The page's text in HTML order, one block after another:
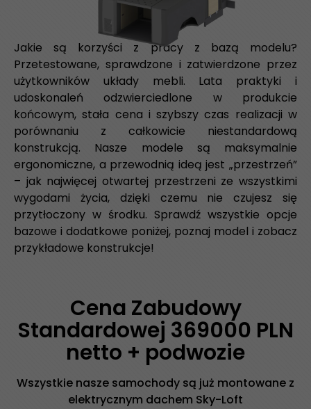
Jakie są korzyści z pracy z bazą modelu?
Przetestowane, sprawdzone i zatwierdzone przez
użytkowników układy mebli. Lata praktyki i
udoskonaleń odzwierciedlone w produkcie
końcowym, stała cena i szybszy czas realizacji w
porównaniu z całkowicie niestandardową
konstrukcją. Nasze modele są maksymalnie
ergonomiczne, a przewodnią ideą jest „przestrzeń”
– jak najwięcej otwartej przestrzeni ze wszystkimi
wygodami życia, dzięki czemu nie czujesz się
przytłoczony w środku. Sprawdź wszystkie opcje
bazowe i dodatkowe poniżej, poznaj model i zobacz
przykładowe konstrukcje!
Cena Zabudowy
Standardowej 369000 PLN
netto + podwozie
Wszystkie nasze samochody są już montowane z
elektrycznym dachem Sky-Loft